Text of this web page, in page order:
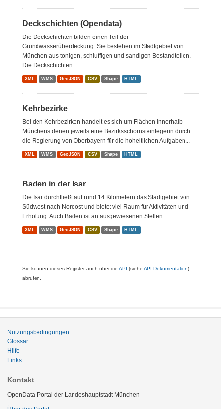
Deckschichten (Opendata)
Die Deckschichten bilden einen Teil der
Grundwasserüberdeckung. Sie bestehen im Stadtgebiet von
München aus tonigen, schluffigen und sandigen Bestandteilen.
Die Deckschichten...
XML WMS GeoJSON CSV Shape HTML
Kehrbezirke
Bei den Kehrbezirken handelt es sich um Flächen innerhalb
Münchens denen jeweils eine Bezirksschornsteinfegerin durch
die Regierung von Oberbayern für die hoheitlichen Aufgaben...
XML WMS GeoJSON CSV Shape HTML
Baden in der Isar
Die Isar durchfließt auf rund 14 Kilometern das Stadtgebiet von
Südwest nach Nordost und bietet viel Raum für Aktivitäten und
Erholung. Auch Baden ist an ausgewiesenen Stellen...
XML WMS GeoJSON CSV Shape HTML
Sie können dieses Register auch über die API (siehe API-Dokumentation)
abrufen.
Nutzungsbedingungen
Glossar
Hilfe
Links
Kontakt
OpenData-Portal der Landeshauptstadt München